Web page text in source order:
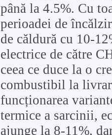
până la 4.5%. Cu
perioadei de
de căldură cu 10-
electrice de către
ceea ce duce la o
combustibil la
funcționarea
termice a sarcinii,
ajunge la 8-11%,